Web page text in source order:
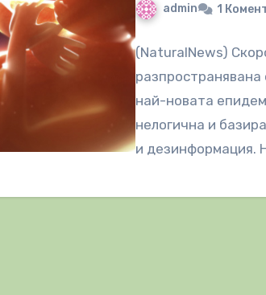
admin 1
(NaturalNews)
разпространявана
най-новата
нелогична и
и дезинформация.